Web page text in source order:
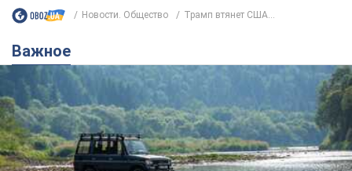
Новости. Общество Трамп втянет США...
Важное